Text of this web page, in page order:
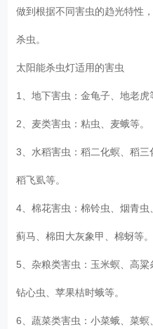
做到根据不同害虫的趋光特性
杀虫。
太阳能杀虫灯适用的害虫
1、地下害虫：金龟子、地老虎
2、麦类害虫：粘虫、麦蛾等。
3、水稻害虫：稻二化螟、稻三
稻飞虱等。
4、棉花害虫：棉铃虫、烟青
蓟马、棉田大灰象甲、棉蚜等
5、杂粮类害虫：玉米螟、高
钻心虫、苹果桔时蛾等。
6、蔬菜类害虫：小菜蛾、菜螟